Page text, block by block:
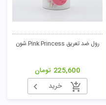
رول ضد تعریق Pink Princess شون
225,600 تومان
خرید